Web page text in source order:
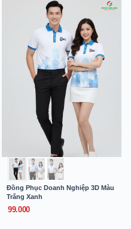
Đồng Phục Doanh Nghiệp 3D Màu
Trắng Xanh
99.000